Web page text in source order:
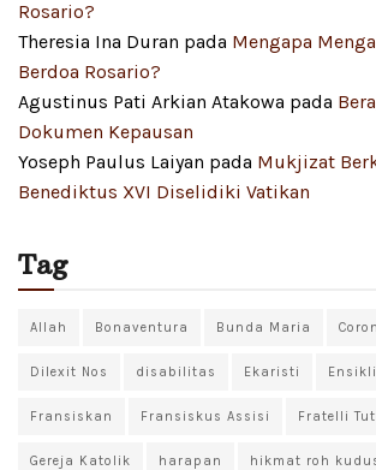
Rosario?
Theresia Ina Duran pada Mengapa
Berdoa Rosario?
Agustinus Pati Arkian Atakowa pada
Dokumen Kepausan
Yoseph Paulus Laiyan pada Mukjizat
Benediktus XVI Diselidiki Vatikan
Tag
Allah Bonaventura Bunda Maria
Dilexit Nos disabilitas Ekaristi
Fransiskan Fransiskus Assisi Fratelli
Gereja Katolik harapan hikmat roh